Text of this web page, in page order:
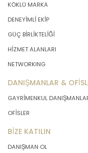
KÖKLÜ MARKA
DENEYİMLİ EKİP
GÜÇ BİRLİKTELİĞİ
HİZMET ALANLARI
NETWORKING
DANIŞMANLAR &
GAYRİMENKUL
OFİSLER
BİZE KATILIN
DANIŞMAN OL